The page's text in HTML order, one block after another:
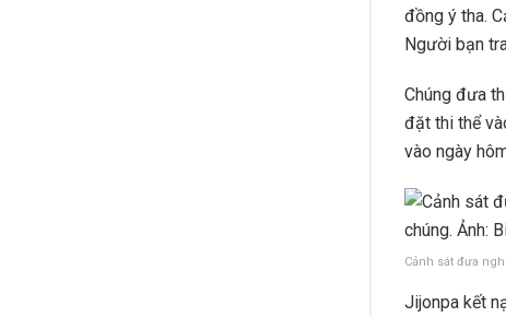
đồng ý tha.
Người bạn
Chúng đưa
đặt thi thể
vào ngày
Cảnh sát đưa
Jijonpa kết